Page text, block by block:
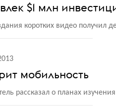
$1 млн
коротких видео получил
мобильность
рассказал о планах